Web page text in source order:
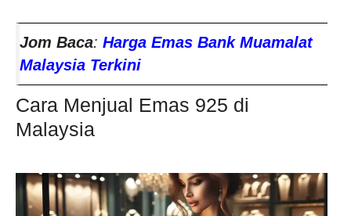
Jom Baca: Harga Emas Bank Muamalat
Malaysia Terkini
Cara Menjual Emas 925 di
Malaysia